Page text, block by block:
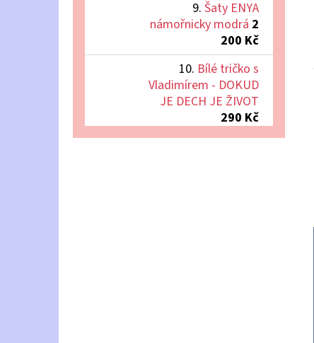
Šaty ENYA
námořnicky modrá 2
200 Kč
Bílé tričko s
Vladimírem - DOKUD
JE DECH JE ŽIVOT
290 Kč